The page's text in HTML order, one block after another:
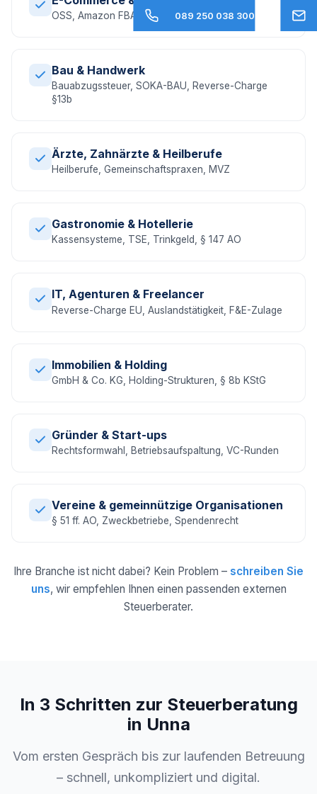
OSS, Amazon FBA, EU-Umsatzsteuer, DAC7
Bau & Handwerk
Bauabzugssteuer, SOKA-BAU, Reverse-Charge
§13b
Ärzte, Zahnärzte & Heilberufe
Heilberufe, Gemeinschaftspraxen, MVZ
Gastronomie & Hotellerie
Kassensysteme, TSE, Trinkgeld, § 147 AO
IT, Agenturen & Freelancer
Reverse-Charge EU, Auslandstätigkeit, F&E-Zulage
Immobilien & Holding
GmbH & Co. KG, Holding-Strukturen, § 8b KStG
Gründer & Start-ups
Rechtsformwahl, Betriebsaufspaltung, VC-Runden
Vereine & gemeinnützige Organisationen
§ 51 ff. AO, Zweckbetriebe, Spendenrecht
Ihre Branche ist nicht dabei? Kein Problem – schreiben Sie
uns, wir empfehlen Ihnen einen passenden externen
Steuerberater.
In 3 Schritten zur Steuerberatung
in Unna
Vom ersten Gespräch bis zur laufenden Betreuung
– schnell, unkompliziert und digital.
089 250 038 300